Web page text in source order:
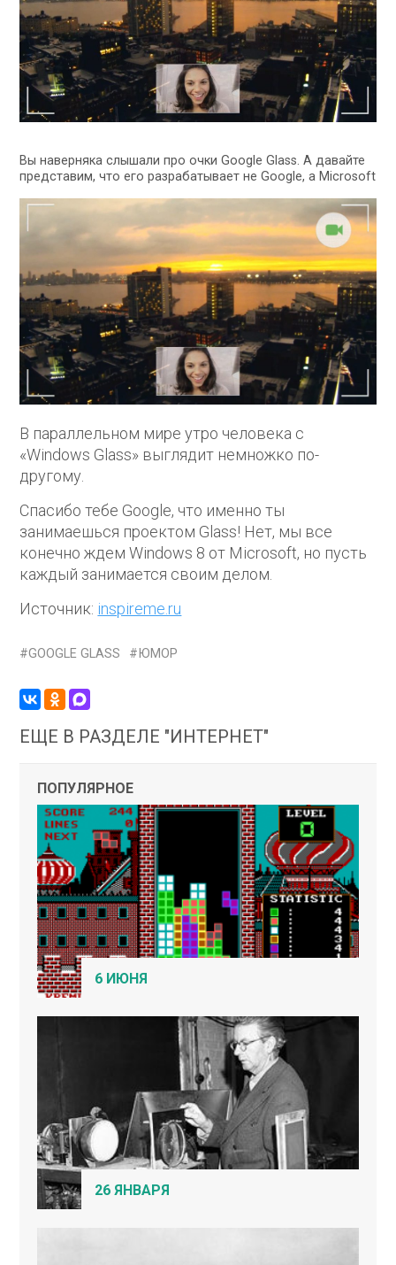
Вы наверняка слышали про очки Google Glass. А давайте
представим, что его разрабатывает не Google, а Microsoft
В параллельном мире утро человека с
«Windows Glass» выглядит немножко по-
другому.
Спасибо тебе Google, что именно ты
занимаешься проектом Glass! Нет, мы все
конечно ждем Windows 8 от Microsoft, но пусть
каждый занимается своим делом.
Источник: inspireme.ru
GOOGLE GLASS ЮМОР
ЕЩЕ В РАЗДЕЛЕ "ИНТЕРНЕТ"
ПОПУЛЯРНОЕ
6 ИЮНЯ
26 ЯНВАРЯ